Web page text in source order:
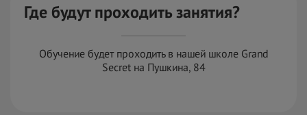
Где будут проходить занятия?
Обучение будет проходить в нашей школе Grand
Secret на Пушкина, 84